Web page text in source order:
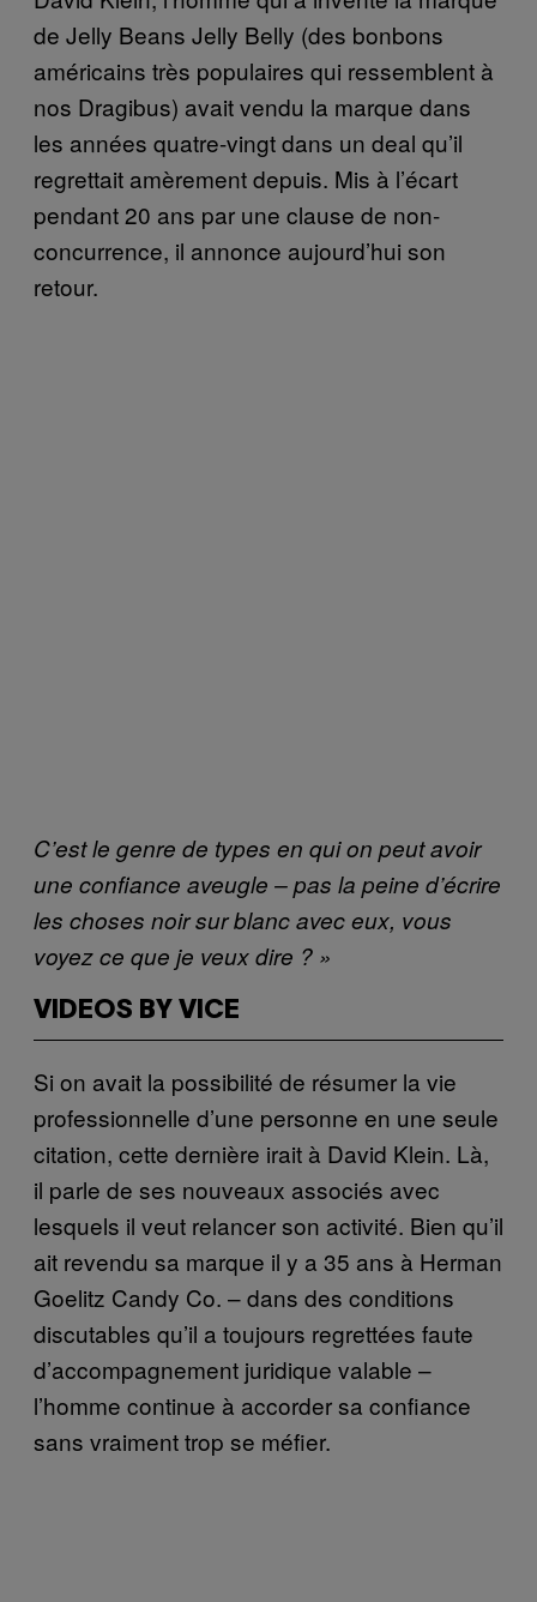
de Jelly Beans Jelly Belly (des bonbons
américains très populaires qui ressemblent à
nos Dragibus) avait vendu la marque dans
les années quatre-vingt dans un deal qu’il
regrettait amèrement depuis. Mis à l’écart
pendant 20 ans par une clause de non-
concurrence, il annonce aujourd’hui son
retour.
C’est le genre de types en qui on peut avoir
une confiance aveugle – pas la peine d’écrire
les choses noir sur blanc avec eux, vous
voyez ce que je veux dire ? »
VIDEOS BY VICE
Si on avait la possibilité de résumer la vie
professionnelle d’une personne en une seule
citation, cette dernière irait à David Klein. Là,
il parle de ses nouveaux associés avec
lesquels il veut relancer son activité. Bien qu’il
ait revendu sa marque il y a 35 ans à Herman
Goelitz Candy Co. – dans des conditions
discutables qu’il a toujours regrettées faute
d’accompagnement juridique valable –
l’homme continue à accorder sa confiance
sans vraiment trop se méfier.